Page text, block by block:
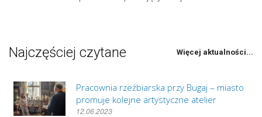
Najczęściej czytane Więcej aktualności...
Pracownia rzeźbiarska przy Bugaj – miasto
promuje kolejne artystyczne atelier
12.06.2023